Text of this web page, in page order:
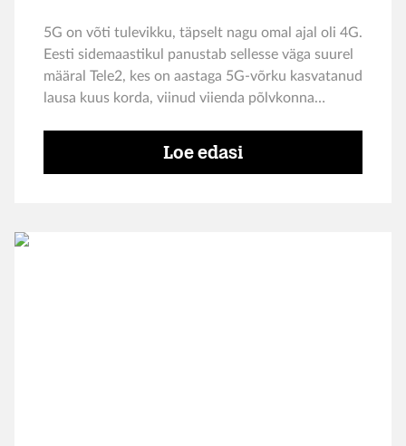
5G on võti tulevikku, täpselt nagu omal ajal oli 4G.
Eesti sidemaastikul panustab sellesse väga suurel
määral Tele2, kes on aastaga 5G-võrku kasvatanud
lausa kuus korda, viinud viienda põlvkonna
esimesena Eestis 5G kättesaadavaks ka
Loe edasi